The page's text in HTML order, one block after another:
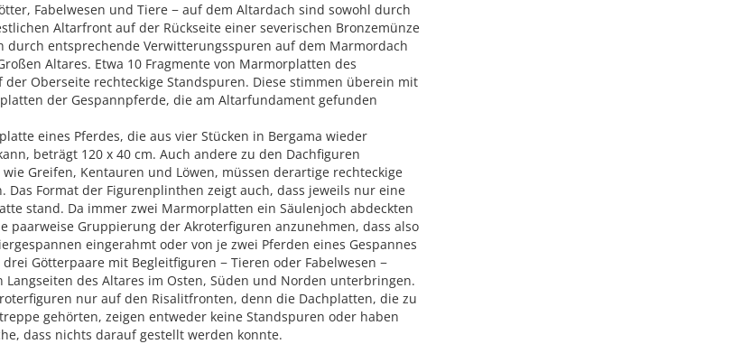
Fabelwesen und Tiere − auf dem Altardach sind sowohl durch
Altarfront auf der Rückseite einer severischen Bronzemünze
durch entsprechende Verwitterungsspuren auf dem Marmordach
Altares. Etwa 10 Fragmente von Marmorplatten des
der Oberseite rechteckige Standspuren. Diese stimmen überein mit
der Gespannpferde, die am Altarfundament gefunden
eines Pferdes, die aus vier Stücken in Bergama wieder
beträgt 120 x 40 cm. Auch andere zu den Dachfiguren
Greifen, Kentauren und Löwen, müssen derartige rechteckige
Das Format der Figurenplinthen zeigt auch, dass jeweils nur eine
stand. Da immer zwei Marmorplatten ein Säulenjoch abdeckten
paarweise Gruppierung der Akroterfiguren anzunehmen, dass also
eingerahmt oder von je zwei Pferden eines Gespannes
Götterpaare mit Begleitfiguren − Tieren oder Fabelwesen −
Langseiten des Altares im Osten, Süden und Norden unterbringen.
nur auf den Risalitfronten, denn die Dachplatten, die zu
gehörten, zeigen entweder keine Standspuren oder haben
dass nichts darauf gestellt werden konnte.